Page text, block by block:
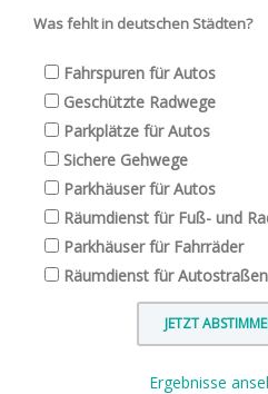
Was fehlt in deutschen Städten?
Fahrspuren für Autos
Geschützte Radwege
Parkplätze für Autos
Sichere Gehwege
Parkhäuser für Autos
Räumdienst für Fuß- und
Parkhäuser für Fahrräder
Räumdienst für Autostraßen
Ergebnisse